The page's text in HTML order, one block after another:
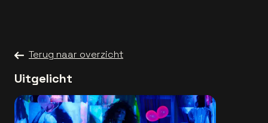
Terug naar overzicht
Uitgelicht